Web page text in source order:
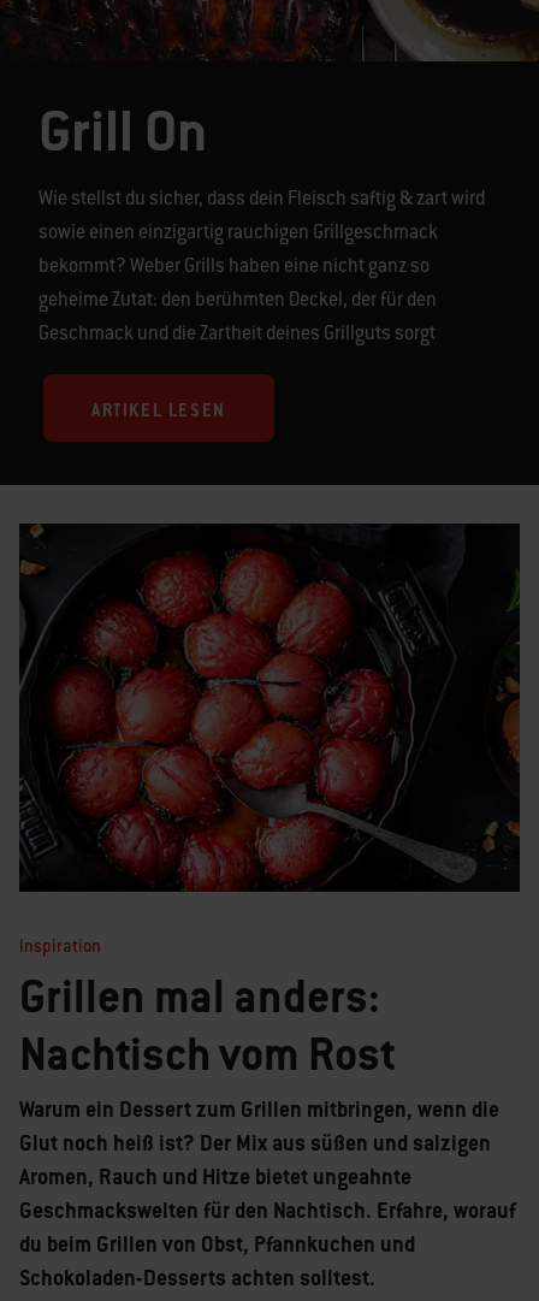
Grill On
Wie stellst du sicher, dass dein Fleisch saftig & zart wird
sowie einen einzigartig rauchigen Grillgeschmack
bekommt? Weber Grills haben eine nicht ganz so
geheime Zutat: den berühmten Deckel, der für den
Geschmack und die Zartheit deines Grillguts sorgt
ARTIKEL LESEN
Inspiration
Grillen mal anders:
Nachtisch vom Rost
Warum ein Dessert zum Grillen mitbringen, wenn die
Glut noch heiß ist? Der Mix aus süßen und salzigen
Aromen, Rauch und Hitze bietet ungeahnte
Geschmackswelten für den Nachtisch. Erfahre, worauf
du beim Grillen von Obst, Pfannkuchen und
Schokoladen-Desserts achten solltest.